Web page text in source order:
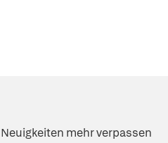
mehr verpassen